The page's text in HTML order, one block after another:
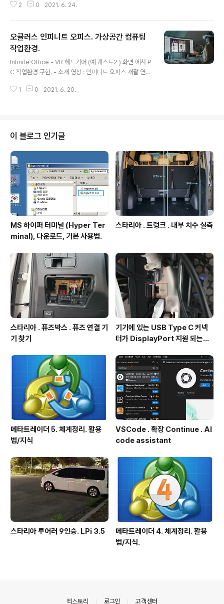
누르는게 아플정도로 불편하고 기기가 흘러내려서 눈과 렌
리한 착용가능. 구입처. 가격 : 2만5천. 오큘러스 퀘스트2
신형 개선판 헤일로 스트랩(당일발송) COUPANG www.
coupang.com 연관 오큘러스 퀘스트 2. 무선 VR 디스플
레이 : 해상도 1832x1920 픽셀 x 2 개 화면. frame rat
e 120Hz 프로세서 : 퀄컴 스냅드래곤 XR2 운영체제 : 안
드로이드 10 저장메모리 : 64Gbyte, 25..
2 0 2021. 6. 24.
오큘러스 인피니트 오피스. 가상공간 컴퓨팅
작업환경.
Infinite Office - VR 헤드기어 (예 퀘스트2 ) 화면 에서 P
C 작업환경 구현. - 소개 영상 : 인피니트 오피스 개괄 연관
x 2 개 화면. 프로세서 : 퀄컴 스냅드래곤 XR2 운영체제 :
스 의 실제 출시 브랜딩은 호라이즌워커룸으로 하나봄. ho
rizon workrooms . 호라이즌 워크룸스 . VR 회의 및 컴
퓨팅 환경 . 개요 - 퀘스트2 등을 착용하여 경험 가능한 VR
공간에 회의 환경 및 컴퓨터 모니..
1 0 2021. 6. 20.
이 블로그 인기글
MS 하이퍼 터미널 (Hyper Ter
minal), 다운로드, 기본 사용법.
스타리아 . 트렁크 . 내부 치수 실측
스타리아 . 퓨즈박스 . 퓨즈 연결 기
기 찾기
기기에 있는 USB Type C 커넥
터가 DisplayPort 지원 되는지
메타트레이더 5. 체계정리. 활용
법/지식
VSCode . 확장 Continue . AI
code assistant
스타리아 투어러 9인승. LPi 3.5
메타트레이더 4. 체계정리. 활용
법/지식.
티스토리 로그인 고객센터